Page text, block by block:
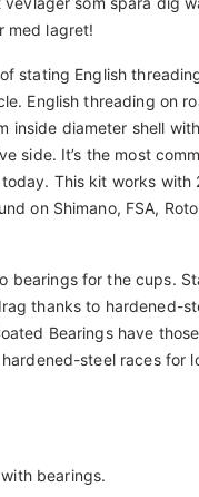
med lagret!
stating English
English threading on
inside diameter shell
side. It’s the most
This kit works with
on Shimano, FSA,
bearings for the cups.
thanks to hardened-
Bearings have
steel races for
bearings.